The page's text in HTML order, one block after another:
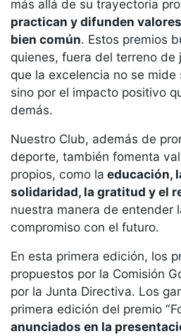
Servicios
Instalaciones
Preguntas
Frecuentes
(FAQs)
Trabaja con
nosotros
Área deportiva
Tenis
Escuela de
tenis
Next Gen
Palmarés
equipos
Leyendas
Jugadores
profesionales
más allá de su trayectoria
practican y difunden
bien común. Estos premios
quienes, fuera del terreno de
que la excelencia no se mide
sino por el impacto positivo
demás.
Nuestro Club, además de
deporte, también fomenta
propios, como la educación,
solidaridad, la gratitud y el
nuestra manera de entender
compromiso con el futuro.
En esta primera edición, los
propuestos por la Comisión
por la Junta Directiva. Los
primera edición del premio
anunciados en la